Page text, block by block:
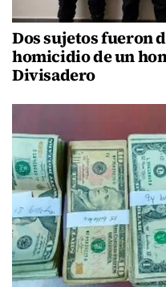
Dos sujetos fueron
homicidio de un
Divisadero